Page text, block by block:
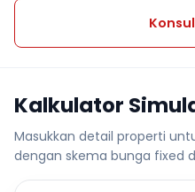
Kalkulator
Masukkan detail properti
dengan skema bunga fixed